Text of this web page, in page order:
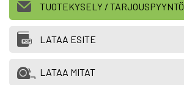
TUOTEKYSELY / TARJOUSPYYNTÖ
LATAA ESITE
LATAA MITAT